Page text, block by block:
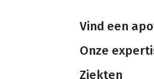
Vind een
Onze
Ziekten